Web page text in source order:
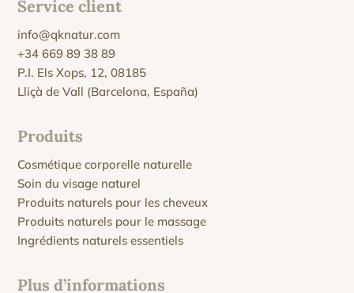
Service client
info@qknatur.com
+34 669 89 38 89
P.I. Els Xops, 12, 08185
Lliçà de Vall (Barcelona, España)
Produits
Cosmétique corporelle naturelle
Soin du visage naturel
Produits naturels pour les cheveux
Produits naturels pour le massage
Ingrédients naturels essentiels
Plus d’informations